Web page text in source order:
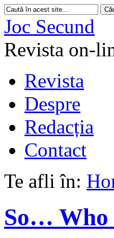
Joc Secund
Revista on-
Revista
Despre
Redacția
Contact
Te afli în:
So… Who